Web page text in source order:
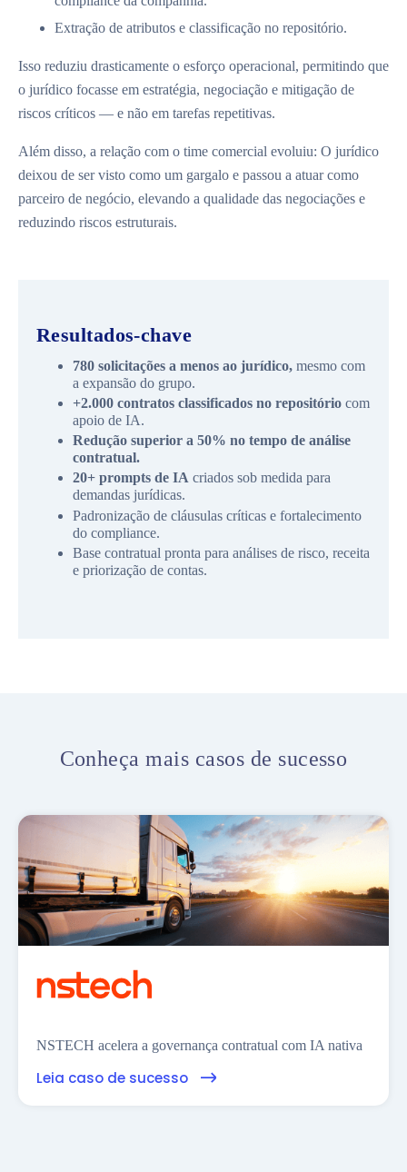
Extração de atributos e classificação no repositório.
Isso reduziu drasticamente o esforço operacional, permitindo que
o jurídico focasse em estratégia, negociação e mitigação de
riscos críticos — e não em tarefas repetitivas.
Além disso, a relação com o time comercial evoluiu: O jurídico
deixou de ser visto como um gargalo e passou a atuar como
parceiro de negócio, elevando a qualidade das negociações e
reduzindo riscos estruturais.
Resultados-chave
780 solicitações a menos ao jurídico, mesmo com
a expansão do grupo.
+2.000 contratos classificados no repositório com
apoio de IA.
Redução superior a 50% no tempo de análise
contratual.
20+ prompts de IA criados sob medida para
demandas jurídicas.
Padronização de cláusulas críticas e fortalecimento
do compliance.
Base contratual pronta para análises de risco, receita
e priorização de contas.
Conheça mais casos de sucesso
NSTECH acelera a governança contratual com IA nativa
Leia caso de sucesso